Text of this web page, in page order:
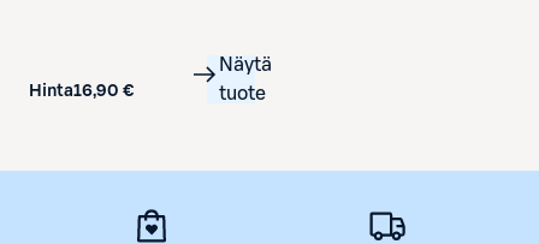
Hinta16,90 €
Näytä
tuote